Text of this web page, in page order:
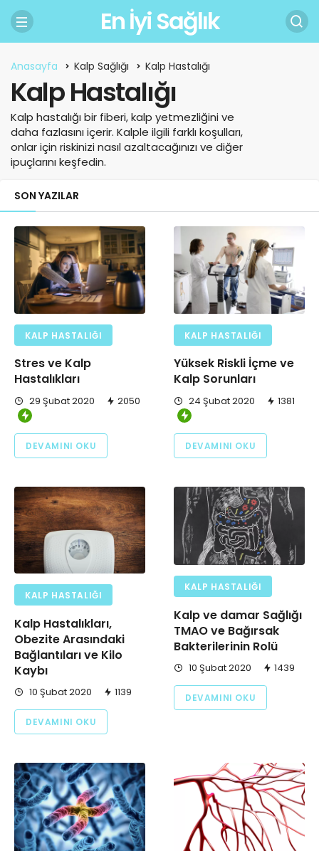
En İyi Sağlık
Anasayfa Kalp Sağlığı Kalp Hastalığı
Kalp Hastalığı
Kalp hastalığı bir fiberi, kalp yetmezliğini ve
daha fazlasını içerir. Kalple ilgili farklı koşulları,
onlar için riskinizi nasıl azaltacağınızı ve diğer
ipuçlarını keşfedin.
SON YAZILAR
KALP HASTALIĞI
Stres ve Kalp
Hastalıkları
29 Şubat 2020 2050
DEVAMINI OKU
KALP HASTALIĞI
Yüksek Riskli İçme ve
Kalp Sorunları
24 Şubat 2020 1381
DEVAMINI OKU
KALP HASTALIĞI
Kalp Hastalıkları,
Obezite Arasındaki
Bağlantıları ve Kilo
Kaybı
10 Şubat 2020 1139
DEVAMINI OKU
KALP HASTALIĞI
Kalp ve damar Sağlığı
TMAO ve Bağırsak
Bakterilerinin Rolü
10 Şubat 2020 1439
DEVAMINI OKU